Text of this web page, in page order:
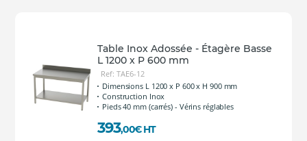
Table Inox Adossée - Étagère Basse
L 1200 x P 600 mm
Ref: TAE6-12
Dimensions L 1200 x P 600 x H 900 mm
Construction Inox
Pieds 40 mm (carrés) - Vérins réglables
393,00€ HT